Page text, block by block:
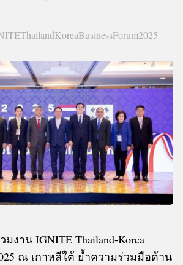
มงาน IGNITE Thailand-Korea
ณ เกาหลีใต้ ย้ำความร่วมมือด้าน